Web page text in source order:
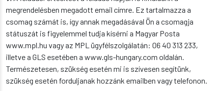
megrendelésben megadott email címre. Ez tartalmazza a
csomag számát is, így annak megadásával Ön a csomagja
státuszát is figyelemmel tudja kísérni a Magyar Posta
www.mpl.hu vagy az MPL ügyfélszolgálatán: 06 40 313 233,
illetve a GLS esetében a www.gls-hungary.com oldalán.
Természetesen, szükség esetén mi is szívesen segítünk,
szükség esetén forduljanak hozzánk emailben vagy telefonon.